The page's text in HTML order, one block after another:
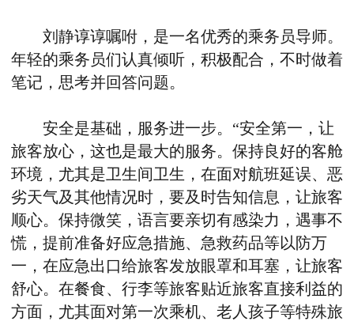
刘静谆谆嘱咐，是一名优秀的乘务员导师。
年轻的乘务员们认真倾听，积极配合，不时做着
笔记，思考并回答问题。
安全是基础，服务进一步。“安全第一，让
旅客放心，这也是最大的服务。保持良好的客舱
环境，尤其是卫生间卫生，在面对航班延误、恶
劣天气及其他情况时，要及时告知信息，让旅客
顺心。保持微笑，语言要亲切有感染力，遇事不
慌，提前准备好应急措施、急救药品等以防万
一，在应急出口给旅客发放眼罩和耳塞，让旅客
舒心。在餐食、行李等旅客贴近旅客直接利益的
方面，尤其面对第一次乘机、老人孩子等特殊旅